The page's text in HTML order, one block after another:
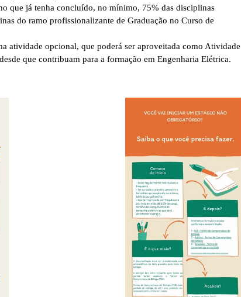
que já tenha concluído, no mínimo, 75% das disciplinas
do ramo profissionalizante de Graduação no Curso de
atividade opcional, que poderá ser aproveitada como Atividade
que contribuam para a formação em Engenharia Elétrica.